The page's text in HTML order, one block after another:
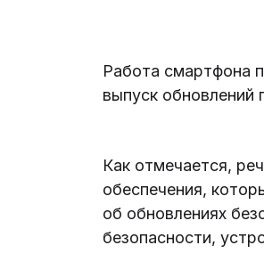
Работа смартфона
выпуск обновлений
Как отмечается,
обеспечения,
об обновлениях
безопасности,